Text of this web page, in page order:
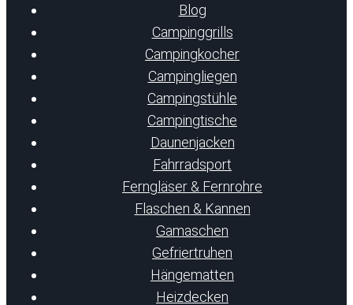
Blog
Campinggrills
Campingkocher
Campingliegen
Campingstühle
Campingtische
Daunenjacken
Fahrradsport
Ferngläser & Fernrohre
Flaschen & Kannen
Gamaschen
Gefriertruhen
Hängematten
Heizdecken